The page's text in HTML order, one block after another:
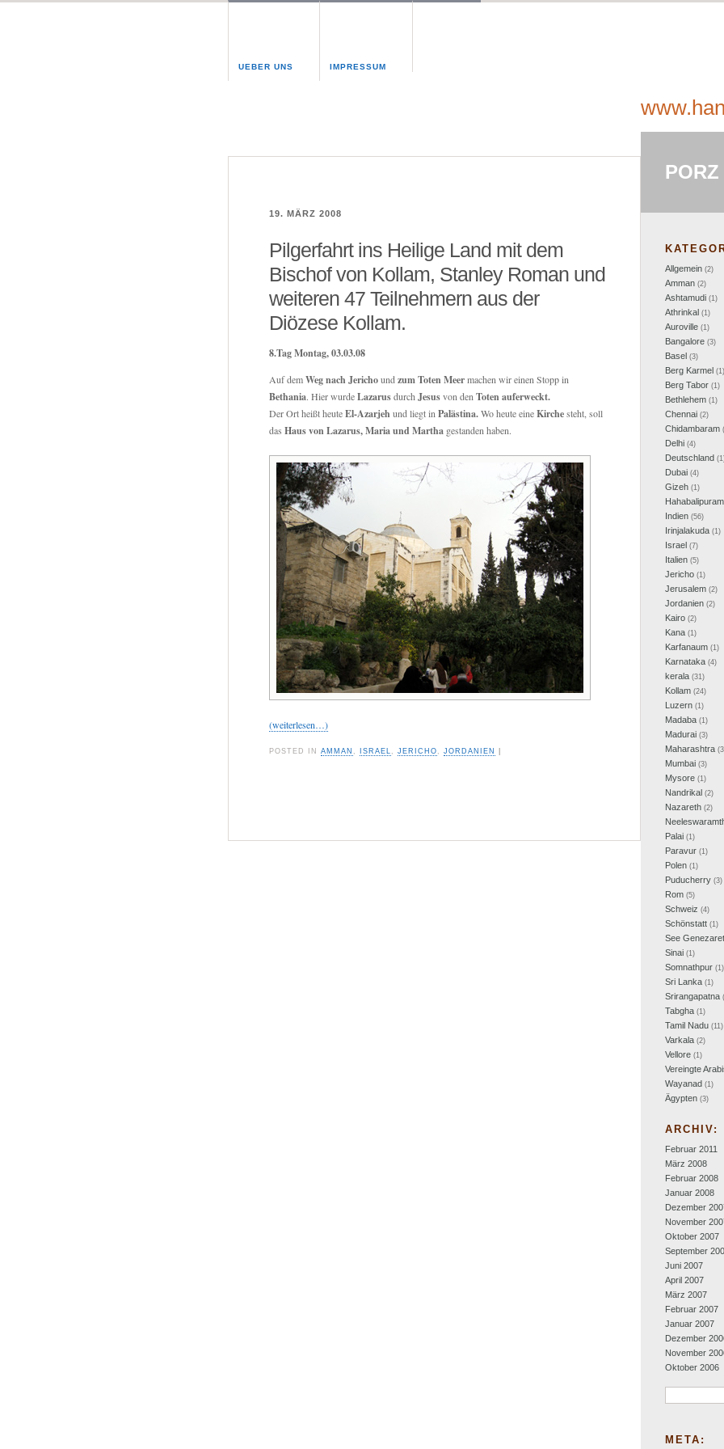
UEBER UNS IMPRESSUM
19. MÄRZ 2008
Pilgerfahrt ins Heilige Land mit dem
Bischof von Kollam, Stanley Roman und
weiteren 47 Teilnehmern aus der
Diözese Kollam.
8.Tag Montag, 03.03.08
Auf demWeg nach Jerichound zum Toten Meermachen wir einen Stopp in
Bethania. Hier wurdeLazarusdurch Jesusvon den Toten auferweckt.
Der Ort heißt heuteEl-Azarjeh und liegt in Palästina.Wo heute eineKirchesteht, soll
das Haus von Lazarus, Maria und Martha gestanden haben.
(weiterlesen…)
POSTED IN AMMAN , ISRAEL , JERICHO , JORDANIEN
Allgemein (2)
Amman (2)
Ashtamudi (1)
Athrinkal (1)
Auroville (1)
Bangalore (3)
Basel (3)
Berg Karmel (1)
Berg Tabor (1)
Bethlehem (1)
Chennai (2)
Chidambaram
Delhi (4)
Deutschland
Dubai (4)
Gizeh (1)
Hahabalipuram
Indien (56)
Irinjalakuda (1)
Israel (7)
Italien (5)
Jericho (1)
Jerusalem (2)
Jordanien (2)
Kairo (2)
Kana (1)
Karfanaum (1)
Karnataka (4)
kerala (31)
Kollam (24)
Luzern (1)
Madaba (1)
Madurai (3)
Maharashtra
Mumbai (3)
Mysore (1)
Nandrikal (2)
Nazareth (2)
Palai (1)
Paravur (1)
Polen (1)
Puducherry (3)
Rom (5)
Schweiz (4)
Schönstatt (1)
See
Sinai (1)
Somnathpur (1)
Sri Lanka (1)
Srirangapatna
Tabgha (1)
Tamil Nadu (11)
Varkala (2)
Vellore (1)
Vereingte
Wayanad (1)
Ägypten (3)
ARCHIV:
Februar 2011
März 2008
Februar 2008
Januar 2008
Dezember
November
Oktober 2007
September
Juni 2007
April 2007
März 2007
Februar 2007
Januar 2007
Dezember
November
Oktober 2006
META: